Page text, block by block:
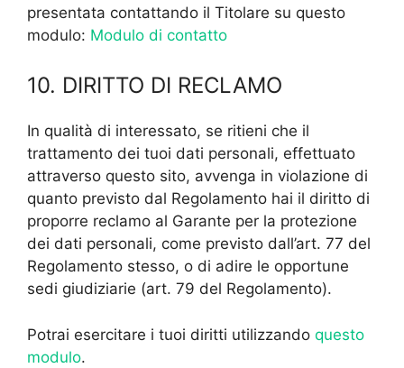
presentata contattando il Titolare su questo
modulo: Modulo di contatto
10. DIRITTO DI RECLAMO
In qualità di interessato, se ritieni che il
trattamento dei tuoi dati personali, effettuato
attraverso questo sito, avvenga in violazione di
quanto previsto dal Regolamento hai il diritto di
proporre reclamo al Garante per la protezione
dei dati personali, come previsto dall’art. 77 del
Regolamento stesso, o di adire le opportune
sedi giudiziarie (art. 79 del Regolamento).
Potrai esercitare i tuoi diritti utilizzando questo
modulo.